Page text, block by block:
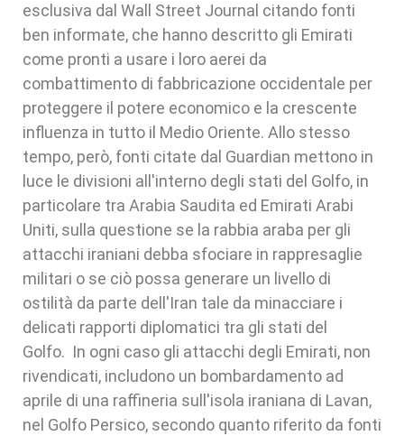
esclusiva dal Wall Street Journal citando fonti
ben informate, che hanno descritto gli Emirati
come pronti a usare i loro aerei da
combattimento di fabbricazione occidentale per
proteggere il potere economico e la crescente
influenza in tutto il Medio Oriente. Allo stesso
tempo, però, fonti citate dal Guardian mettono in
luce le divisioni all'interno degli stati del Golfo, in
particolare tra Arabia Saudita ed Emirati Arabi
Uniti, sulla questione se la rabbia araba per gli
attacchi iraniani debba sfociare in rappresaglie
militari o se ciò possa generare un livello di
ostilità da parte dell'Iran tale da minacciare i
delicati rapporti diplomatici tra gli stati del
Golfo. In ogni caso gli attacchi degli Emirati, non
rivendicati, includono un bombardamento ad
aprile di una raffineria sull'isola iraniana di Lavan,
nel Golfo Persico, secondo quanto riferito da fonti